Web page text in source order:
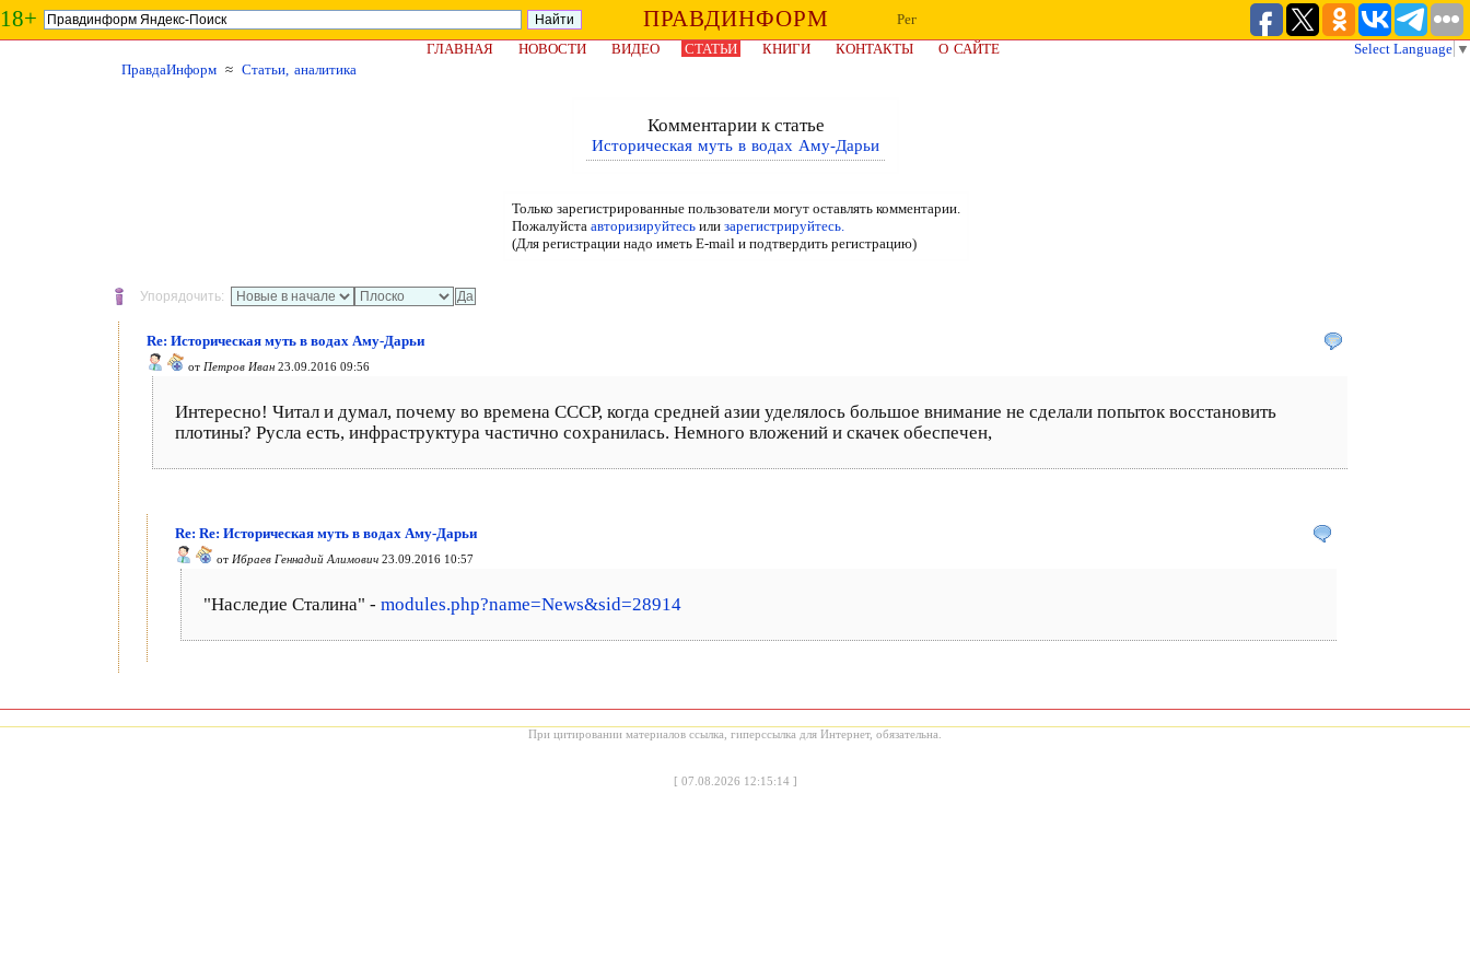
18+ ПРАВДИНФОРМ
Рег
ГЛАВНАЯ
НОВОСТИ ВИДЕО СТАТЬИ КНИГИ КОНТАКТЫ О САЙТЕ Select Language ▼
ПравдаИнформ ≈ Статьи, аналитика
Комментарии к статье
Историческая муть в водах Аму-Дарьи
Только зарегистрированные пользователи могут оставлять комментарии.
Пожалуйста авторизируйтесьили зарегистрируйтесь.
(Для регистрации надо иметь E-mail и подтвердить регистрацию)
Упорядочить:
Re: Историческая муть в водах Аму-Дарьи
от Петров Иван 23.09.2016 09:56
Интересно! Читал и думал, почему во времена СССР, когда средней азии уделялось большое внимание не сделали попыток восстановить
плотины? Русла есть, инфраструктура частично сохранилась. Немного вложений и скачек обеспечен,
Re: Re: Историческая муть в водах Аму-Дарьи
от Ибраев Геннадий Алимович 23.09.2016 10:57
"Наследие Сталина" - modules.php?name=News&sid=28914
При цитировании материалов ссылка, гиперссылка для Интернет, обязательна.
[ 07.08.2026 12:15:14]